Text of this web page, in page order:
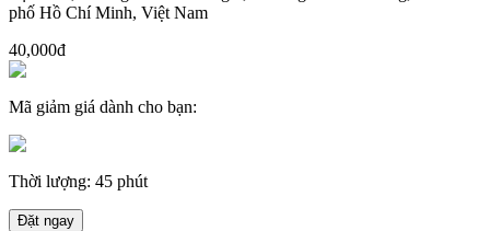
phố Hồ Chí Minh, Việt Nam
40,000đ
Mã giảm giá dành cho bạn:
Thời lượng: 45 phút
Đặt ngay